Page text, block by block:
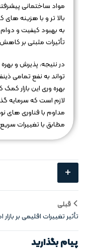
مواد ساختمانی
بالا تر و با هزینه‌ های
به بهبود کیفیت و
تأثیرات مثبتی بر
در نتیجه، پذیرش و
تواند به نفع تمامی
بهره‌ وری این بازار کمک
لازم است که سرمایه‌
مداوم با فناوری‌ های
مطابق با تغییرات
+
قبلی
تأثیر تغییرات اقلیمی بر بازار
پیام بگذارید